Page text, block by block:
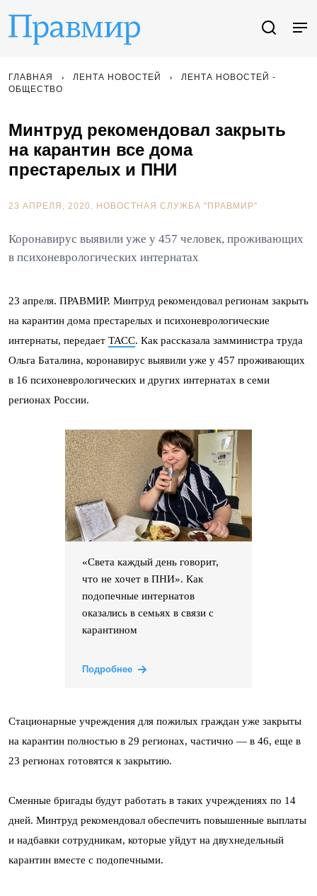
ГЛАВНАЯ ЛЕНТА НОВОСТЕЙ
ЛЕНТА НОВОСТЕЙ -
ОБЩЕСТВО
Минтруд рекомендовал закрыть
на карантин все дома
престарелых и ПНИ
23 АПРЕЛЯ, 2020. НОВОСТНАЯ СЛУЖБА "ПРАВМИР"
Коронавирус выявили уже у 457 человек, проживающих
в психоневрологических интернатах
23 апреля. ПРАВМИР. Минтруд рекомендовал регионам закрыть
на карантин дома престарелых и психоневрологические
интернаты, передает ТАСС. Как рассказала замминистра труда
Ольга Баталина, коронавирус выявили уже у 457 проживающих
в 16 психоневрологических и других интернатах в семи
регионах России.
«Света каждый день говорит,
что не хочет в ПНИ». Как
подопечные интернатов
оказались в семьях в связи с
карантином
Подробнее
Стационарные учреждения для пожилых граждан уже закрыты
на карантин полностью в 29 регионах, частично — в 46, еще в
23 регионах готовятся к закрытию.
Сменные бригады будут работать в таких учреждениях по 14
дней. Минтруд рекомендовал обеспечить повышенные выплаты
и надбавки сотрудникам, которые уйдут на двухнедельный
карантин вместе с подопечными.